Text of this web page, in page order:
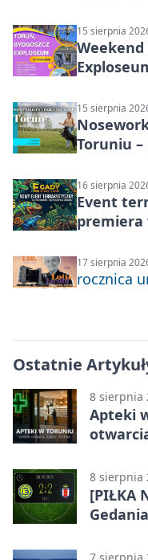
15 sierpnia
15 sierpnia
Toruniu
16 sierpnia
Event
premiera
17 sierpnia
rocznica
Ostatnie
8 sierpnia
Apteki
8 sierpnia
[PIŁKA